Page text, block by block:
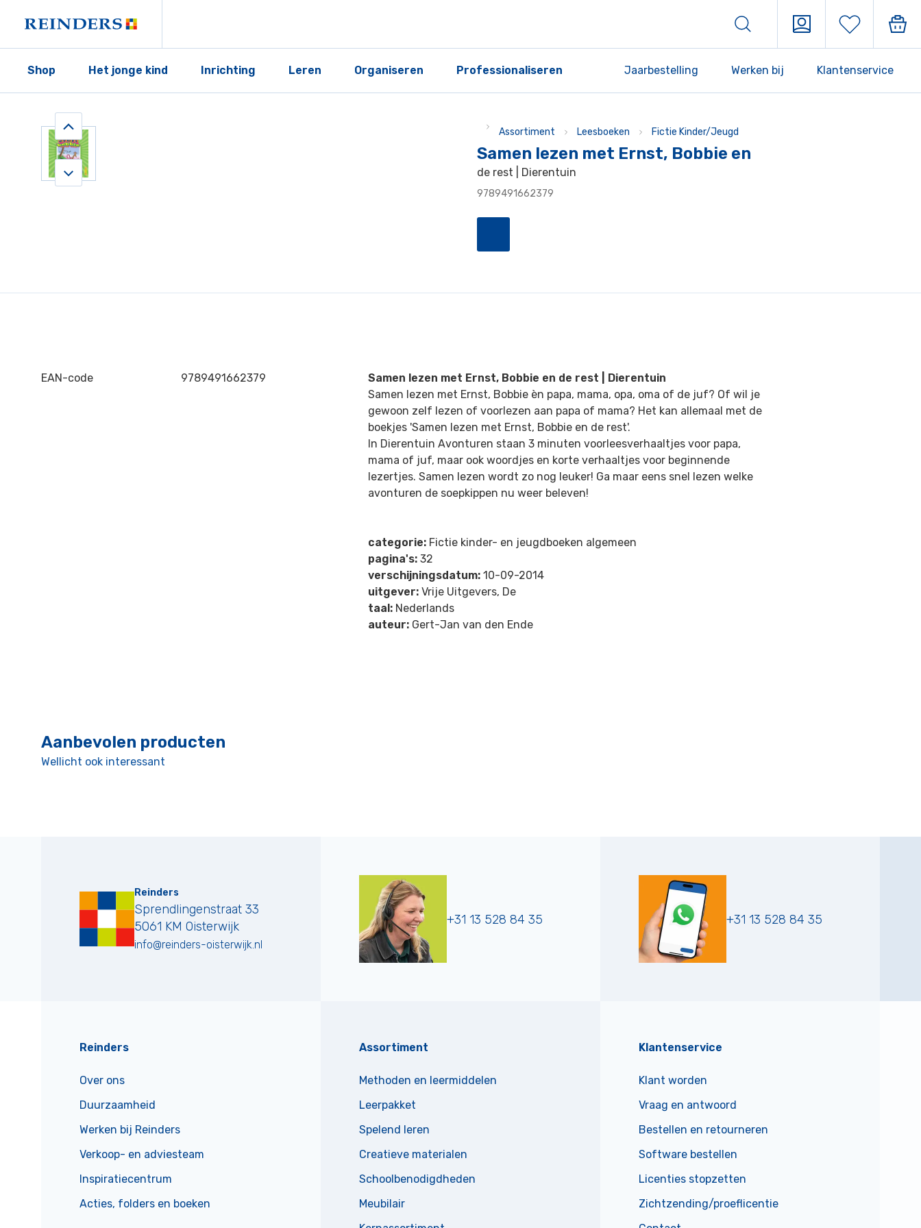
Shop Het jonge kind Inrichting Leren Organiseren Professionaliseren Jaarbestelling Werken bij Klantenservice
Assortiment Leesboeken Fictie Kinder/Jeugd
Samen lezen met Ernst, Bobbie en
de rest | Dierentuin
9789491662379
EAN-code 9789491662379
Samen lezen met Ernst, Bobbie en de rest | Dierentuin
Samen lezen met Ernst, Bobbie èn papa, mama, opa, oma of de juf? Of wil je
gewoon zelf lezen of voorlezen aan papa of mama? Het kan allemaal met de
boekjes 'Samen lezen met Ernst, Bobbie en de rest'.
In Dierentuin Avonturen staan 3 minuten voorleesverhaaltjes voor papa,
mama of juf, maar ook woordjes en korte verhaaltjes voor beginnende
lezertjes. Samen lezen wordt zo nog leuker! Ga maar eens snel lezen welke
avonturen de soepkippen nu weer beleven!
categorie: Fictie kinder- en jeugdboeken algemeen
pagina's: 32
verschijningsdatum: 10-09-2014
uitgever: Vrije Uitgevers, De
taal: Nederlands
auteur: Gert-Jan van den Ende
Aanbevolen producten
Wellicht ook interessant
Reinders
Sprendlingenstraat 33
5061 KM Oisterwijk
info@reinders-oisterwijk.nl
+31 13 528 84 35 +31 13 528 84 35
Reinders
Over ons
Duurzaamheid
Werken bij Reinders
Verkoop- en adviesteam
Inspiratiecentrum
Acties, folders en boeken
Assortiment
Methoden en leermiddelen
Leerpakket
Spelend leren
Creatieve materialen
Schoolbenodigdheden
Meubilair
Klantenservice
Klant worden
Vraag en antwoord
Bestellen en retourneren
Software bestellen
Licenties stopzetten
Zichtzending/proeflicentie